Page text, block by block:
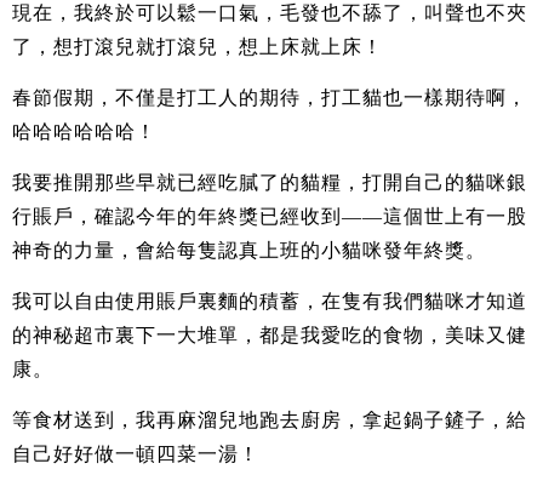
現在，我終於可以鬆一口氣，毛發也不舔了，叫聲也不夾
了，想打滾兒就打滾兒，想上床就上床！
春節假期，不僅是打工人的期待，打工貓也一樣期待啊，
哈哈哈哈哈哈！
我要推開那些早就已經吃膩了的貓糧，打開自己的貓咪銀
行賬戶，確認今年的年終獎已經收到——這個世上有一股
神奇的力量，會給每隻認真上班的小貓咪發年終獎。
我可以自由使用賬戶裏麵的積蓄，在隻有我們貓咪才知道
的神秘超市裏下一大堆單，都是我愛吃的食物，美味又健
康。
等食材送到，我再麻溜兒地跑去廚房，拿起鍋子鏟子，給
自己好好做一頓四菜一湯！